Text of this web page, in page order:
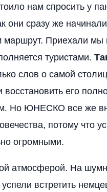
нам спросить у
они сразу же
маршрут. Приехали
туристами.
слов о самой
его
Но ЮНЕСКО все же
потому что
огромными.
атмосферой. На
встретить